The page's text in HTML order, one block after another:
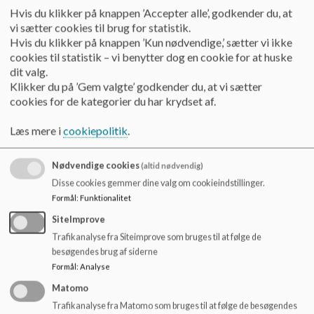
Vanskelighederne er af et sådant omfang, at elevernes
undervisningsbehov ikke kan tilgodeses i den undervisning
folkeskolen kan tilbyde. De sproglige vanskeligheder
omfatter ofte dyspraksi eller udviklingsmæssige
sprogforstyrrelser også kaldet DLD, der påvirker elevernes
kommunikation både gennem udtale og forståelse.
I indskolingen undervises eleverne af pædagoger, lærere og
talepædagoger og får individuel taleundervisning efter
behov. Der er endvidere tilknyttet ergoterapeut.
Undervisningen tager udgangspunkt i den enkelte elevs
forudsætninger og behov. Undervisningen tilrettelægges ud
fra en individuel handleplan.
Samtidig arbejdes der med fællesskaber i klasserne og via
personlige kompetencer.
Hvis du klikker på knappen ’Accepter alle’, godkender du, at
vi sætter cookies til brug for statistik.
Hvis du klikker på knappen ’Kun nødvendige,’ sætter vi ikke
cookies til statistik – vi benytter dog en cookie for at huske
dit valg.
Klikker du på ’Gem valgte’ godkender du, at vi sætter
cookies for de kategorier du har krydset af.
Læs mere icookiepolitik.
Nødvendige cookies(altid nødvendig)
Disse cookies gemmer dine valg om cookieindstillinger.
Formål: Funktionalitet
SiteImprove
Trafikanalyse fra Siteimprove som bruges til at følge de
besøgendes brug af siderne
Formål: Analyse
Matomo
Trafikanalyse fra Matomo som bruges til at følge de besøgendes